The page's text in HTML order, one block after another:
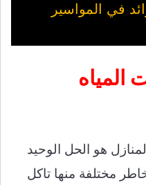
في المواسير
هو الحل الوحيد
مختلفة منها تاكل